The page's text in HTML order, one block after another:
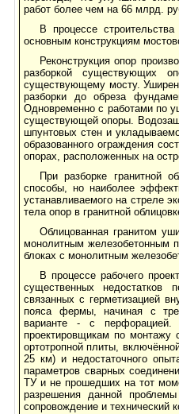
работ более чем на 66 млрд.
В процессе
основным конструкциям
Реконструкция опор
разборкой существующих
существующему мосту.
разборки до обреза
Одновременно с работами по
существующей опоры.
шпунтовых стен и
образованного ограждения
опорах, расположенных на
При разборке гранитной
способы, но наиболее
устанавливаемого на стреле
тела опор в гранитной
Облицованная гранитом
монолитным железобетонным
блоках с монолитным
В процессе рабочего
существенных недостатков
связанных с герметизацией
пояса фермы, начиная с
варианте - с перфорацией.
проектировщикам по монтажу
ортотропной плиты,
25 км) и недостаточного
параметров сварных
ТУ и не прошедших на тот
разрешения данной
сопровождение и технический